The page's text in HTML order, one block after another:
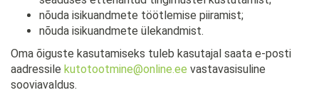
nõuda isikuandmete töötlemise piiramist;
nõuda isikuandmete ülekandmist.
Oma õiguste kasutamiseks tuleb kasutajal saata e-posti
aadressile kutotootmine@online.ee vastavasisuline
sooviavaldus.